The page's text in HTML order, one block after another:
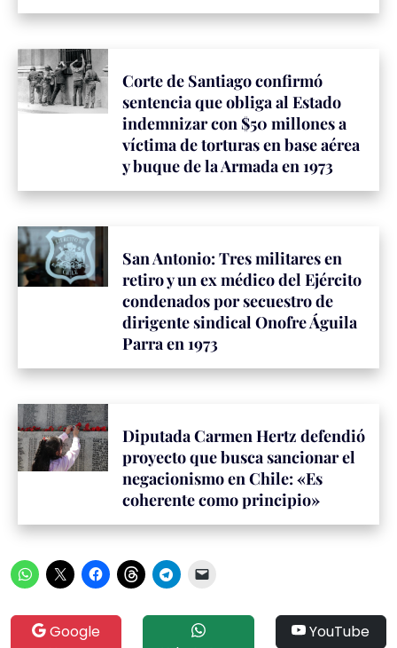
Corte de Santiago confirmó
sentencia que obliga al Estado
indemnizar con $50 millones a
víctima de torturas en base aérea
y buque de la Armada en 1973
San Antonio: Tres militares en
retiro y un ex médico del Ejército
condenados por secuestro de
dirigente sindical Onofre Águila
Parra en 1973
Diputada Carmen Hertz defendió
proyecto que busca sancionar el
negacionismo en Chile: «Es
coherente como principio»
Google
YouTube